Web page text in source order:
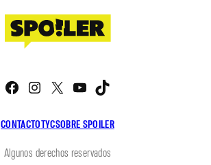
CONTACTOTYCSOBRE SPOILER
Facebook
Instagram
X YouTube
Algunos derechos reservados